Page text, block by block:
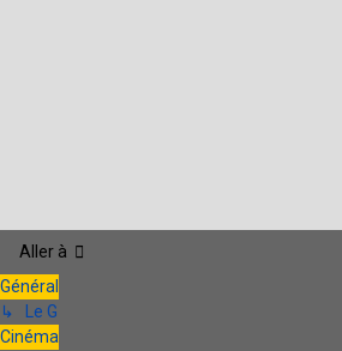
Aller à
Général
↳ Le G
Cinéma